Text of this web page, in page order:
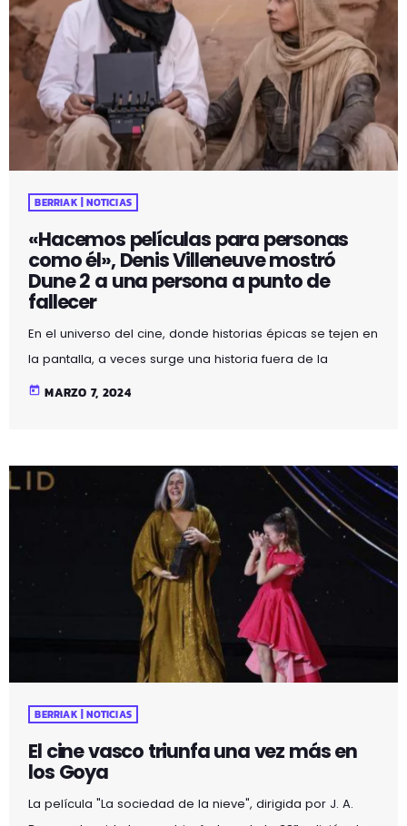
BERRIAK | NOTICIAS
«Hacemos películas para personas
como él», Denis Villeneuve mostró
Dune 2 a una persona a punto de
fallecer
En el universo del cine, donde historias épicas se tejen en
la pantalla, a veces surge una historia fuera de la
pantalla que toca los corazones de millones. Una de
último deseo de un hombre al borde de la muerte. Hace
unos meses, el rumor […]
today MARZO 7, 2024
BERRIAK | NOTICIAS
El cine vasco triunfa una vez más en
los Goya
La película "La sociedad de la nieve", dirigida por J. A.